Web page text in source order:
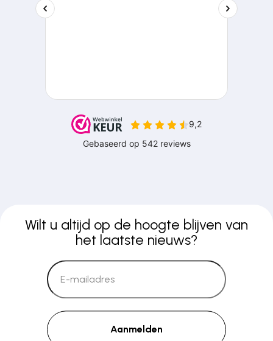
Wilt u altijd op de hoogte blijven van
het laatste nieuws?
Aanmelden